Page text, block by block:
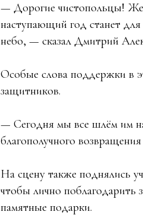
— Дорогие чистопольцы!
наступающий год станет
небо, — сказал Дмитрий
Особые слова поддержки в
защитников.
— Сегодня мы все шлём им
благополучного
На сцену также поднялись
чтобы лично поблагодарить
памятные подарки.